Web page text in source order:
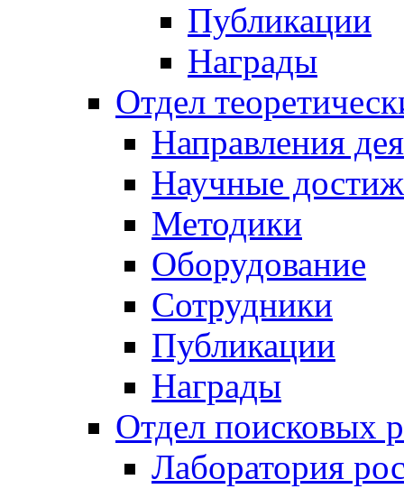
Публикации
Награды
Отдел
Направления
Научные
Методики
Оборудование
Сотрудники
Публикации
Награды
Отдел поисковых
Лаборатория